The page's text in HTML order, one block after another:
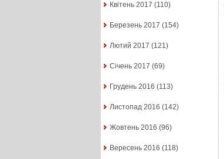
Квітень 2017 (110)
Березень 2017 (154)
Лютий 2017 (121)
Січень 2017 (69)
Грудень 2016 (113)
Листопад 2016 (142)
Жовтень 2016 (96)
Вересень 2016 (118)